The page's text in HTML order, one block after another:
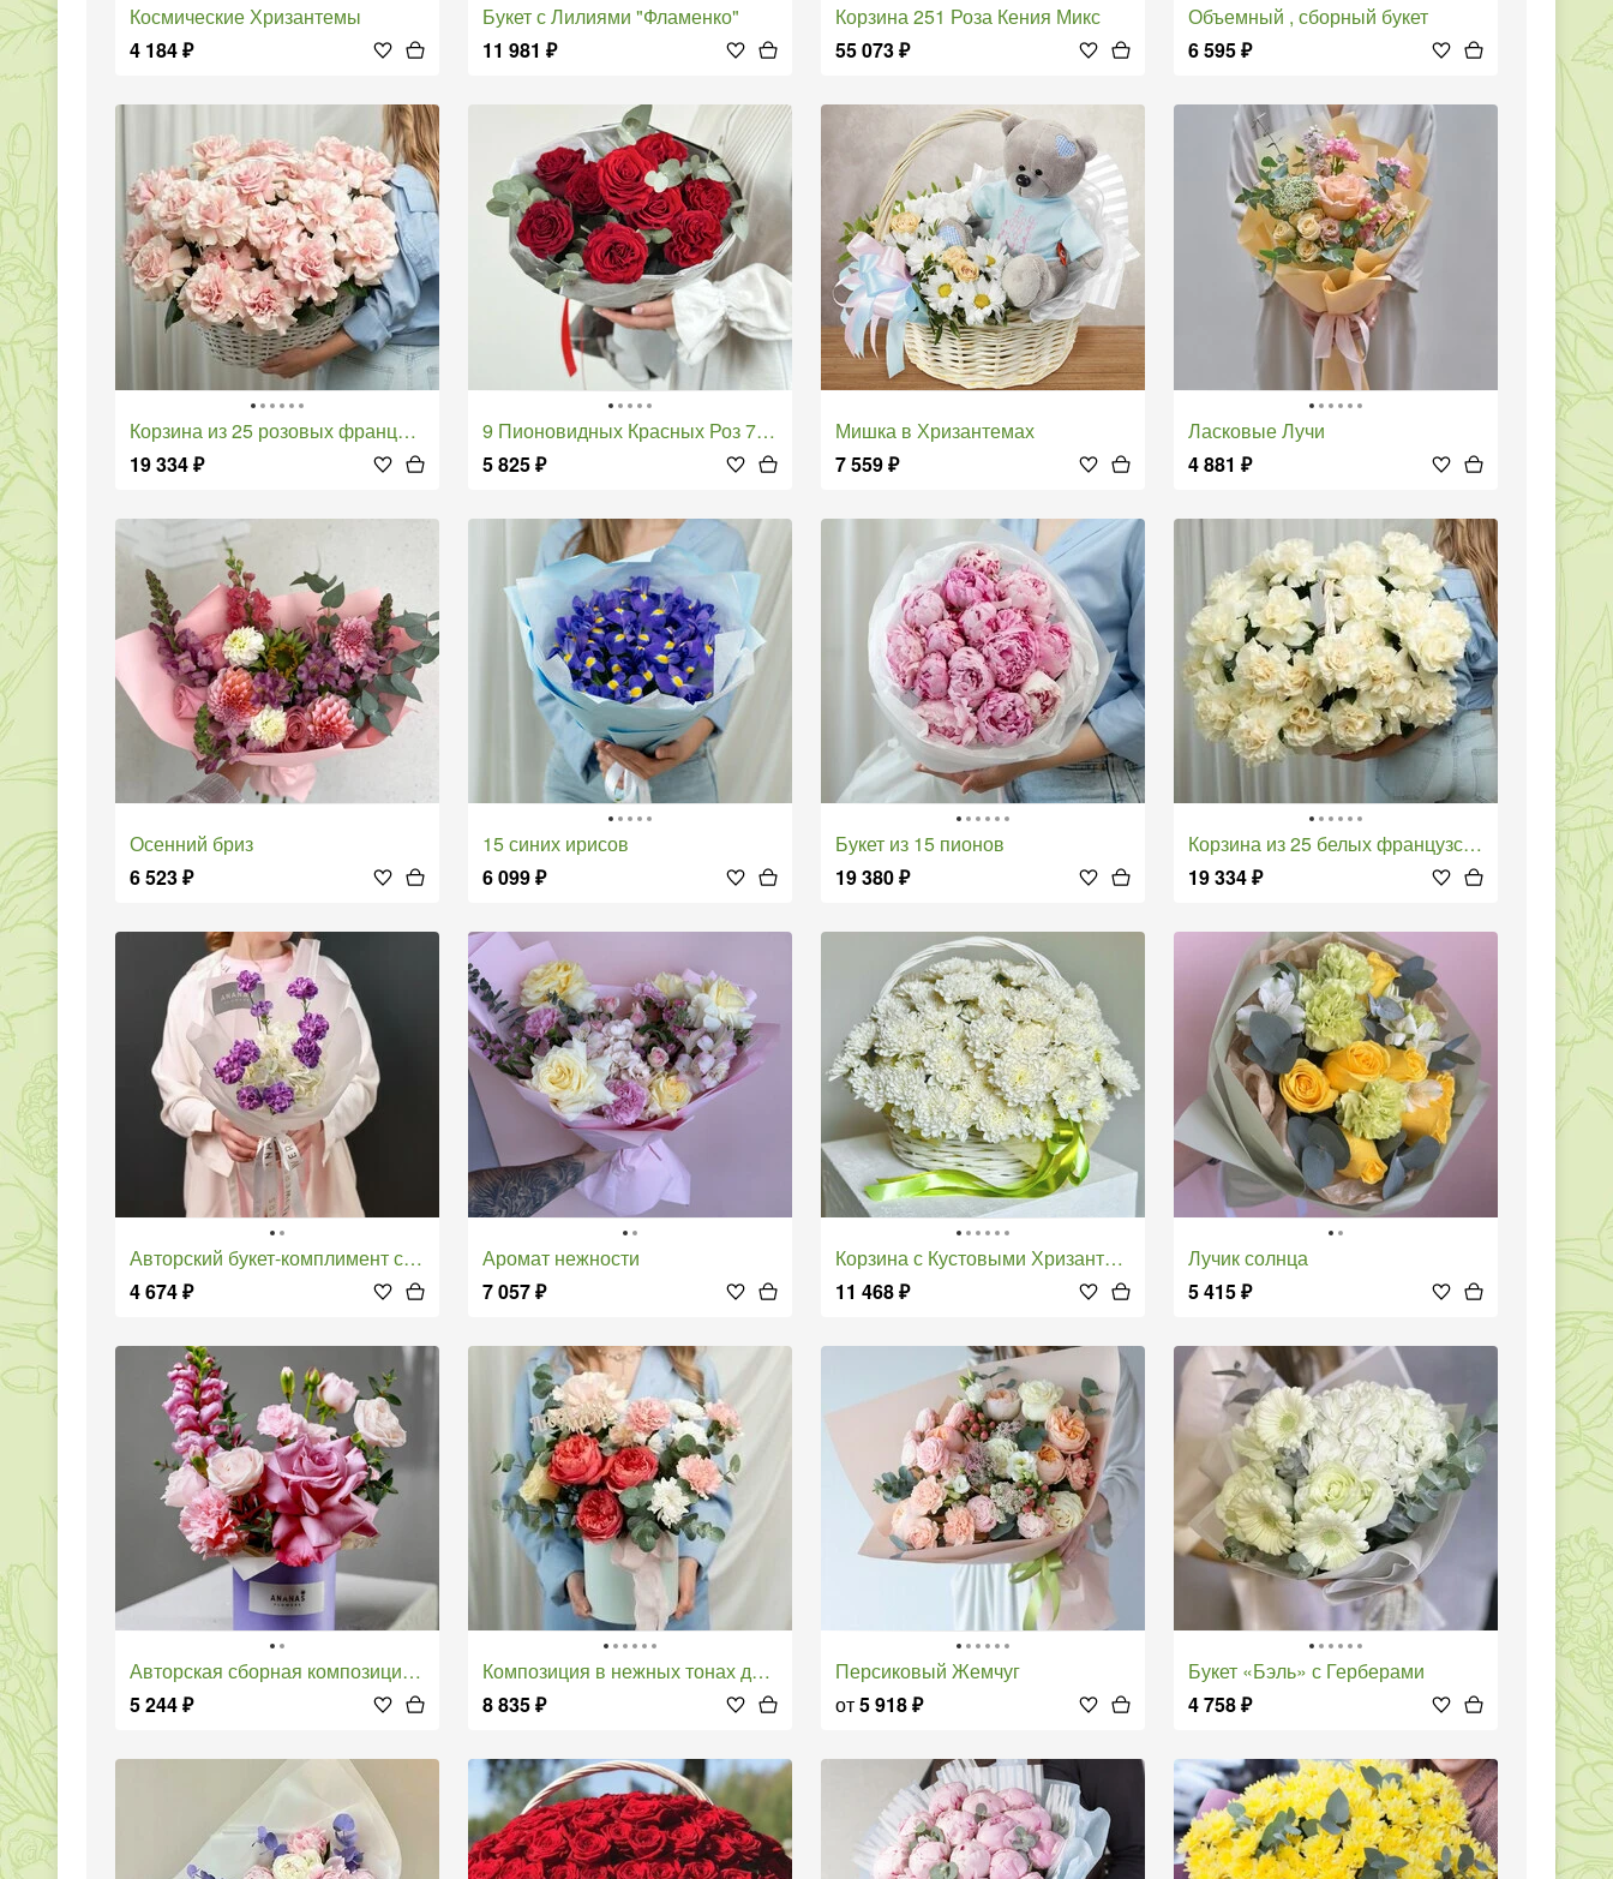
Космические Хризантемы
4 184₽
Букет с Лилиями "Фламенко"
11 981 ₽
Корзина 251 Роза Кения Микс
55 073₽
Объемный , сборный букет
6 595₽
Корзина из 25 розовых французских роз
19 334₽
9 Пионовидных Красных Роз 70 см
5 825₽
Мишка в Хризантемах
7 559₽
Ласковые Лучи
4 881 ₽
Осенний бриз
6 523₽
15 синих ирисов
6 099₽
Букет из 15 пионов
19 380₽
Корзина из 25 белых французских роз
19 334₽
Авторский букет-комплимент с гортензией и диантусами
4 674₽
Аромат нежности
7 057₽
Корзина с Кустовыми Хризантемами
11 468₽
Лучик солнца
5 415₽
Авторская сборная композиция в коробке
5 244₽
Композиция в нежных тонах для Любимой мамы
8 835₽
Персиковый Жемчуг
от5 918₽
Букет «Бэль» с Герберами
4 758₽